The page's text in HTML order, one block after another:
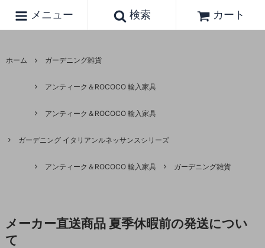
メニュー 検索 カート
ホーム ガーデニング雑貨
アンティーク＆ROCOCO 輸入家具
アンティーク＆ROCOCO 輸入家具
ガーデニング イタリアンルネッサンスシリーズ
アンティーク＆ROCOCO 輸入家具 ガーデニング雑貨
メーカー直送商品 夏季休暇前の発送につい
て